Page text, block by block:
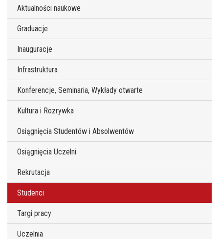
Aktualności naukowe
Graduacje
Inauguracje
Infrastruktura
Konferencje, Seminaria, Wykłady otwarte
Kultura i Rozrywka
Osiągnięcia Studentów i Absolwentów
Osiągnięcia Uczelni
Rekrutacja
Studenci
Targi pracy
Uczelnia